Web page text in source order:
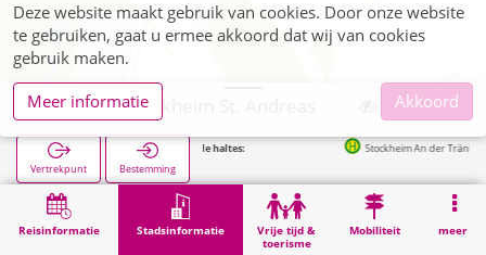
Reisinformatie Stadsinformatie
Vrije tijd &
toerisme
Mobiliteit meer
Kreuzau, Stockheim St. Andreas
Vertrekpunt Bestemming
Volgende haltes: Stockheim An der Tränke in 68m
Stadsinformatie Kreuzau, Stockheim St. Andreas
Deze website maakt gebruik van cookies. Door onze website
te gebruiken, gaat u ermee akkoord dat wij van cookies
gebruik maken.
Meer informatie
Akkoord